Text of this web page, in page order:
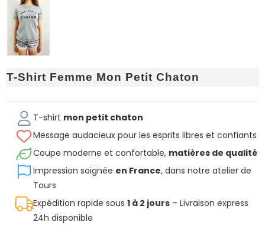
T-Shirt Femme Mon Petit Chaton
T-shirt mon petit chaton
Message audacieux pour les esprits libres et confiants
Coupe moderne et confortable, matières de qualité
Impression soignée en France, dans notre atelier de
Tours
Expédition rapide sous 1 à 2 jours– Livraison express
24h disponible